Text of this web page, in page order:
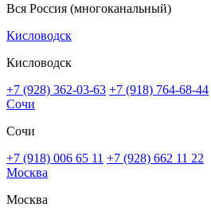
Вся Россия (многоканальный)
Кисловодск
Кисловодск
+7 (928) 362-03-63 +7 (918) 764-68-44
Сочи
Сочи
+7 (918) 006 65 11 +7 (928) 662 11 22
Москва
Москва